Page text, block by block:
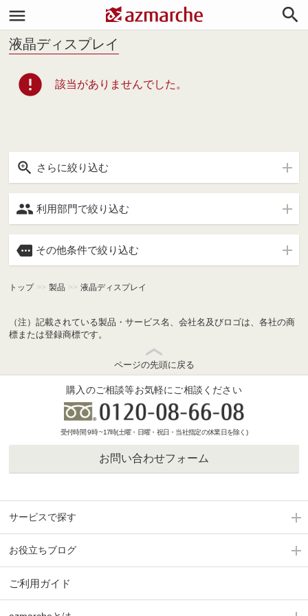


液晶ディスプレイ
error 該当がありませんでした。
 さらに絞り込む
 利用部門で絞り込む
 その他条件で絞り込む
トップ >> 製品 >> 液晶ディスプレイ
（注）記載されている製品・サービス名、会社名及びロゴは、各社の商
標または登録商標です。
ページの先頭に戻る
購入のご相談等お気軽にご相談ください
受付時間 9時 ~17時(土曜・日曜・祝日・当社指定の休業日を除く)
お問い合わせフォーム
サービスで探す
お役立ちブログ
ご利用ガイド